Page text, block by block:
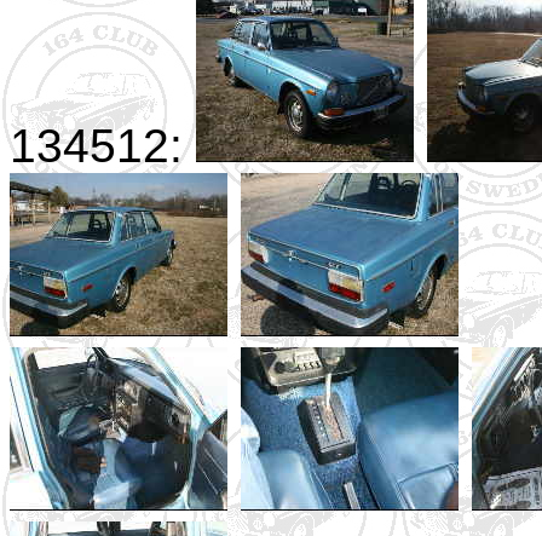
134512: